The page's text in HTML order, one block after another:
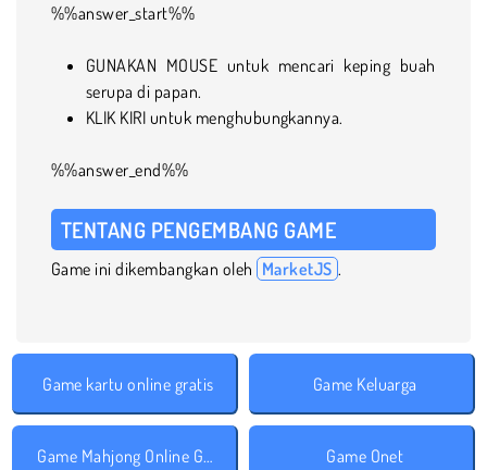
%%answer_start%%
GUNAKAN MOUSE untuk mencari keping buah
serupa di papan.
KLIK KIRI untuk menghubungkannya.
%%answer_end%%
TENTANG PENGEMBANG GAME
Game ini dikembangkan oleh MarketJS .
Game kartu online gratis Game Keluarga
Game Mahjong Online Gratis Game Onet